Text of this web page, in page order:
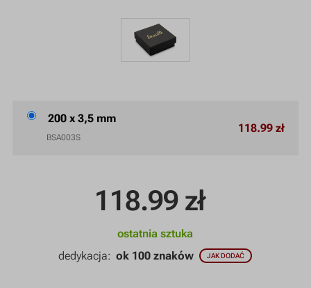
118.99 zł
ostatnia sztuka
dedykacja:ok 100 znaków JAK DODAĆ
200 x 3,5 mm
BSA003S
118.99 zł